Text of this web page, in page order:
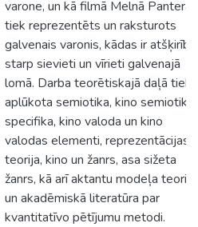
varone, un kā filmā Melnā Pantera
tiek reprezentēts un raksturots
galvenais varonis, kādas ir
starp sievieti un vīrieti galvenajā
lomā. Darba teorētiskajā daļā tiek
aplūkota semiotika, kino
specifika, kino valoda un kino
valodas elementi, reprezentācijas
teorija, kino un žanrs, asa sižeta
žanrs, kā arī aktantu modeļa teorija
un akadēmiskā literatūra par
kvantitatīvo pētījumu metodi.